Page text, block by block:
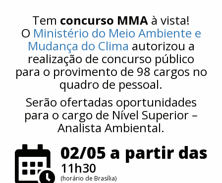
Tem concurso MMA à vista!
O Ministério do Meio Ambiente e
Mudança do Clima autorizou a
realização de concurso público
para o provimento de 98 cargos no
quadro de pessoal.
Serão ofertadas oportunidades
para o cargo de Nível Superior –
Analista Ambiental.
02/05 a partir das
11h30
(horário de Brasília)